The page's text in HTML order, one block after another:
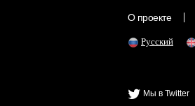
О проекте
Русский
Мы в Twitter